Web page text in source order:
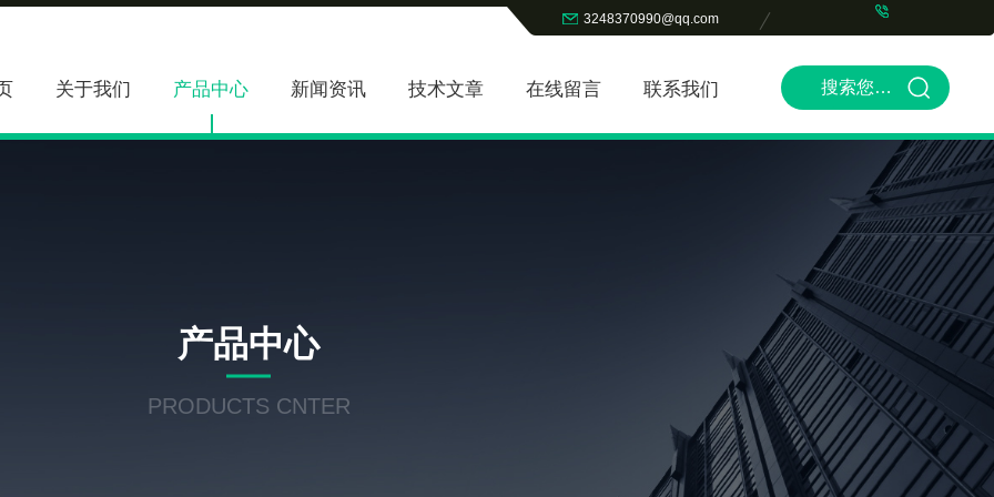
3248370990@qq.com
关于我们 产品中心 新闻资讯 技术文章 在线留言 联系我们
产品中心
PRODUCTS CNTER